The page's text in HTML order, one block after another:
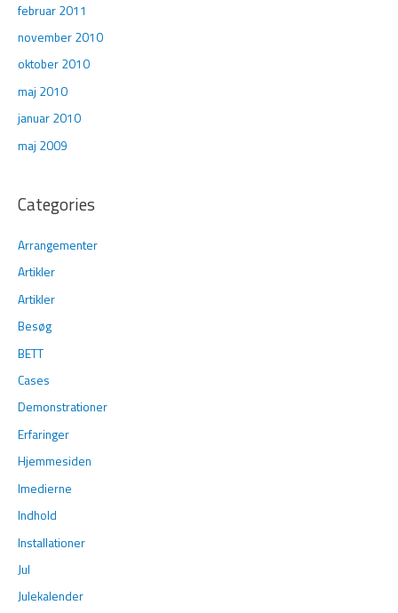
februar 2011
november 2010
oktober 2010
maj 2010
januar 2010
maj 2009
Categories
Arrangementer
Artikler
Artikler
Besøg
BETT
Cases
Demonstrationer
Erfaringer
Hjemmesiden
Imedierne
Indhold
Installationer
Jul
Julekalender